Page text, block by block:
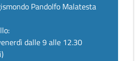
Pandolfo Malatesta
dalle 9 alle 12.30